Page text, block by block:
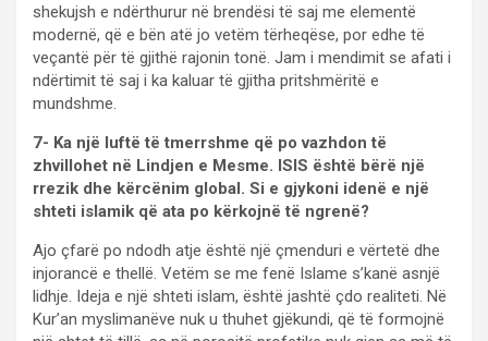
shekujsh e ndërthurur në brendësi të saj me elementë
modernë, që e bën atë jo vetëm tërheqëse, por edhe të
veçantë për të gjithë rajonin tonë. Jam i mendimit se afati i
ndërtimit të saj i ka kaluar të gjitha pritshmëritë e
mundshme.
7- Ka një luftë të tmerrshme që po vazhdon të
zhvillohet në Lindjen e Mesme. ISIS është bërë një
rrezik dhe kërcënim global. Si e gjykoni idenë e një
shteti islamik që ata po kërkojnë të ngrenë?
Ajo çfarë po ndodh atje është një çmenduri e vërtetë dhe
injorancë e thellë. Vetëm se me fenë Islame s’kanë asnjë
lidhje. Ideja e një shteti islam, është jashtë çdo realiteti. Në
Kur’an myslimanëve nuk u thuhet gjëkundi, që të formojnë